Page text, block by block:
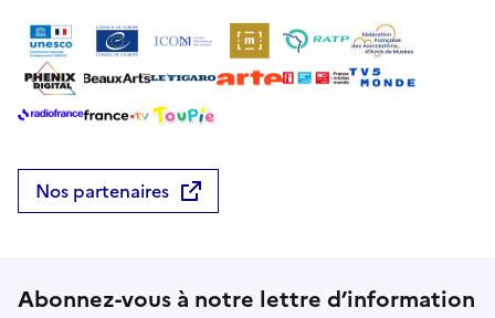
Nos partenaires
Abonnez-vous à notre lettre d’information